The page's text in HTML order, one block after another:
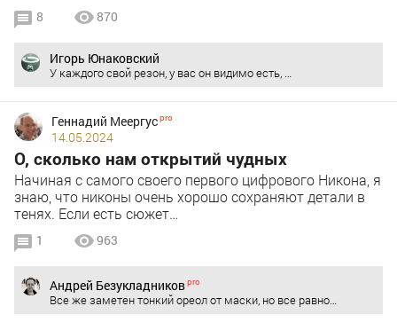
8 870
Игорь Юнаковский
У каждого свой резон, у вас он видимо есть, …
Геннадий Меергус
14.05.2024
О, сколько нам открытий чудных
Начиная с самого своего первого цифрового Никона, я
знаю, что никоны очень хорошо сохраняют детали в
тенях. Если есть сюжет…
1 963
Андрей Безукладников
Все же заметен тонкий ореол от маски, но все равно…